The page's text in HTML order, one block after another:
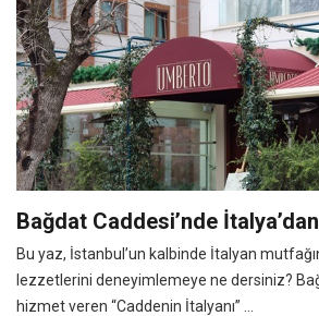
Bağdat Caddesi’nde
Bu yaz, İstanbul’un kalbinde İtalyan
lezzetlerini deneyimlemeye ne dersiniz?
hizmet veren “Caddenin İtalyanı” ...